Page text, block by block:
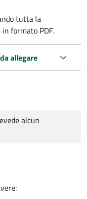
tutta la
formato PDF.
allegare
alcun